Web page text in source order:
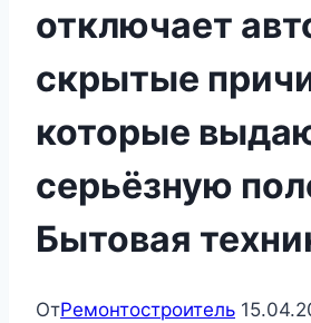
отключает
скрытые
которые
серьёзную
Бытовая
ОтРемонтостроитель